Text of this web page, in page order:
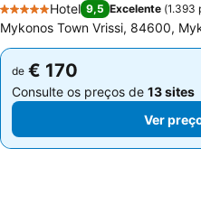
5 Estrelas
Hotel 9,5 Excelente (1.393
Mykonos Town Vrissi, 84600,
de € 170
Consulte os preços de 13 sites
Ver
de € 170
Consulte os preços de 13 sites
Ver